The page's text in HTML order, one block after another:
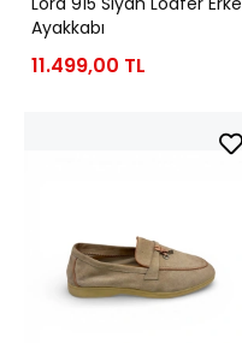
Ayakkabı
11.499,00 TL